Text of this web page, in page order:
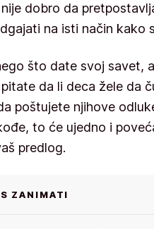
dobro da
na isti način kako
što date svoj savet,
da li deca žele da
poštujete njihove
to će ujedno i
predlog.
ZANIMATI